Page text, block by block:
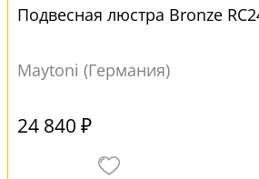
Подвесная люстра Bronze
Maytoni (Германия)
24 840 ₽